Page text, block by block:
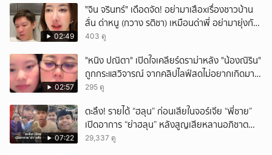
02:49
ั่"จิน จรินทร์" เดือดจัด! อย่ามาเสือxเรื่องชาวบ้าน
ลั่น ด่าหนู (กวาง รติชา) เหมือนด่าพี่ อย่ามายุ่งกับ
คนของผม จบ!!!
403 ดู
02:57
"หนิง ปณิตา" เปิดใจเคลียร์ดราม่าหลัง "น้องณิริน"
ถูกกระแสวิจารณ์ จากคลิปไลฟ์สดไม่อยากเกิดมา
หน้าเหมือนพ่อ
295 ดู
07:22
ตะลึง! รายได้ “ฮลุน” ก่อนเสียในจอร์เจีย “พี่ชาย”
เปิดอาการ “ย่าฮลุน” หลังสูญเสียหลานอภิชาต
บุตร!
29,337 ดู